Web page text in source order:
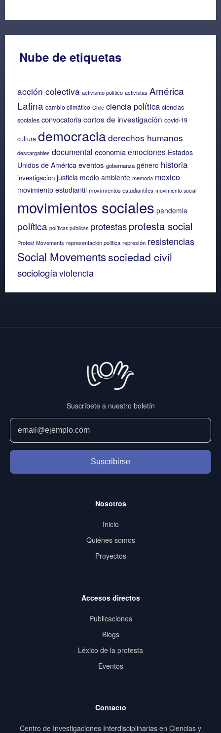
Nube de etiquetas
acción colectiva activismo político activistas América
Latina cambio climático Chile ciencia política ciencias
sociales convocatoriacortos de investigación covid-19
cultura democracia derechos humanos
descargables documental economíaemociones Estados
Unidos de América eventos gobernanza género historia
investigacion justicia medio ambiente memoria mexico
movimiento estudiantil movimientos estudiantiles movimiento social
movimientos sociales pandemia
política políticas públicas protestasprotesta social
Protest Movements representación política represión resistencias
Social Movementssociedad civil
sociologíaviolencia
Suscríbete a nuestro boletín
Suscribirse
Nosotros
Inicio
Quiénes somos
Proyectos
Accesos directos
Publicaciones
Blogs
Léxico de la protesta
Eventos
Contacto
Centro de Investigaciones Interdisciplinarias en Ciencias y